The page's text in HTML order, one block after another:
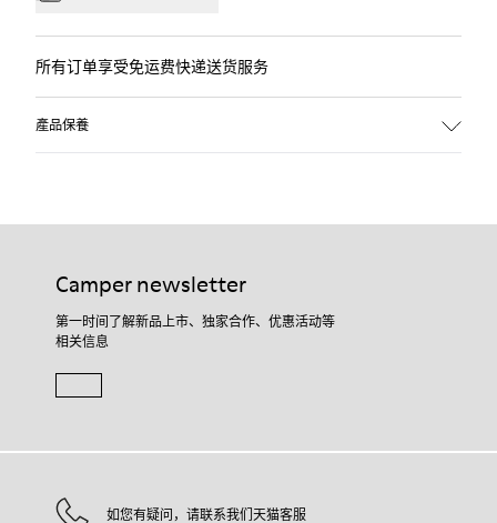
所有订单享受免运费快递送货服务
產品保養
Camper newsletter
第一时间了解新品上市、独家合作、优惠活动等
相关信息
如您有疑问，请联系我们天猫客服